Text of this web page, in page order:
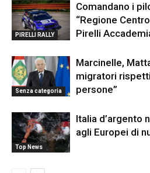
PIRELLI RALLY
Comandano i
“Regione
Pirelli
Senza categoria
Marcinelle,
migratori
persone”
Top News
Italia d’argento
agli Europei di